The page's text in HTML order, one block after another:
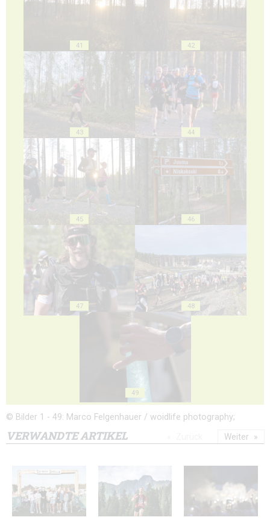
41 42
43 44
45 46
47 48
49
© Bilder 1 - 49: Marco Felgenhauer / woidlife photography;
VERWANDTE ARTIKEL Weiter